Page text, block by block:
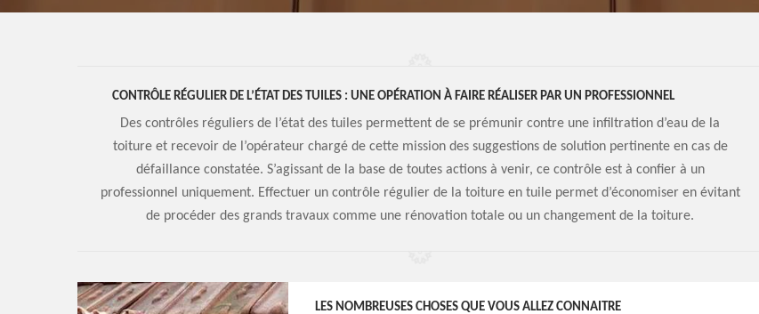
CONTRÔLE RÉGULIER DE L’ÉTAT DES TUILES : UNE OPÉRATION À FAIRE RÉALISER PAR UN PROFESSIONNEL
Des contrôles réguliers de l’état des tuiles permettent de se prémunir contre une infiltration d’eau de la
toiture et recevoir de l’opérateur chargé de cette mission des suggestions de solution pertinente en cas de
défaillance constatée. S’agissant de la base de toutes actions à venir, ce contrôle est à confier à un
professionnel uniquement. Effectuer un contrôle régulier de la toiture en tuile permet d’économiser en évitant
de procéder des grands travaux comme une rénovation totale ou un changement de la toiture.
LES NOMBREUSES CHOSES QUE VOUS ALLEZ CONNAITRE